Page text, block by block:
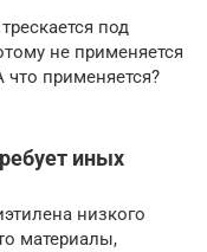
под
не применяется
применяется?
иных
низкого
материалы,